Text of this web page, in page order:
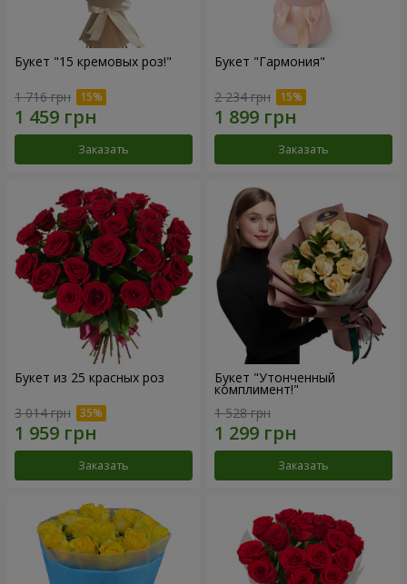
Букет "15 кремовых роз!"
1 716 грн
Заказать
Букет "Гармония"
2 234 грн
Заказать
Букет из 25 красных роз
3 014 грн
Заказать
Букет "Утонченный
комплимент!"
1 528 грн
Заказать